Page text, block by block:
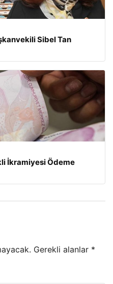
Sibel Tan
İkramiyesi Ödeme
Gerekli alanlar *